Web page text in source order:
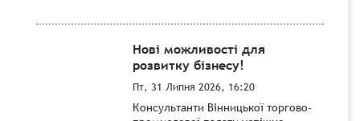
Нові можливості для
розвитку бізнесу!
Пт, 31 Липня 2026, 16:20
Консультанти Вінницької торгово-